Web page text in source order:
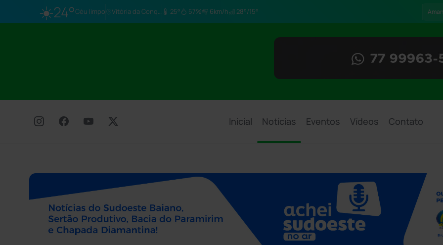
☀️24°Céu limpo Vitória da Conq… 25° 57% 6km/h 28°/15°
Inicial Notícias Eventos Vídeos Contato